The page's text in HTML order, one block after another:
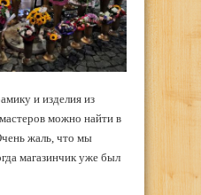
и изделия из
можно найти в
жаль, что мы
магазинчик уже был